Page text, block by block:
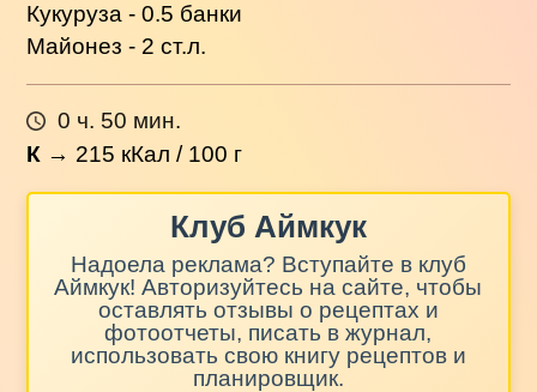
Кукуруза - 0.5 банки
Майонез - 2 ст.л.
0 ч. 50 мин.
К → 215 кКал / 100 г
Клуб Аймкук
Надоела реклама? Вступайте в клуб
Аймкук! Авторизуйтесь на сайте, чтобы
оставлять отзывы о рецептах и
фотоотчеты, писать в журнал,
использовать свою книгу рецептов и
планировщик.